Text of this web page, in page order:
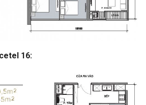
16: